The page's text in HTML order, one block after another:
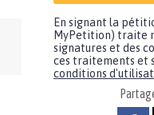
En signant la
MyPetition) traite
signatures et des
ces traitements et
conditions